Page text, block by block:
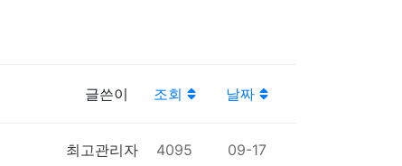
글쓴이 조회 날짜
최고관리자 4095 09-17